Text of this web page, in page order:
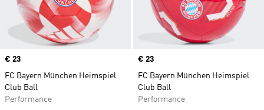
Price
€ 23
FC Bayern München Heimspiel
Club Ball
Performance
Price
€ 23
FC Bayern München Heimspiel
Club Ball
Performance